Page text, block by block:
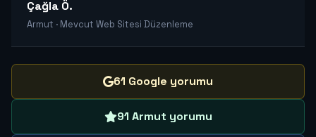
Çağla Ö.
Armut · Mevcut Web Sitesi Düzenleme
61 Google yorumu
91 Armut yorumu